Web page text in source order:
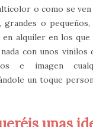
o como se ven
grandes o
en alquiler en los que
con unos vinilos
e imagen
un toque